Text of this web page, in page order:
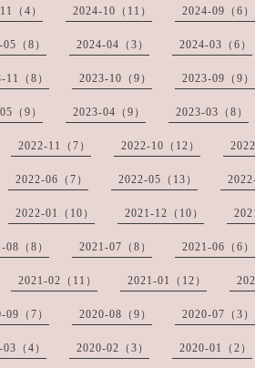
（4） 2024-10（11） 2024-09（6）
（8） 2024-04（3） 2024-03（6）
11（8） 2023-10（9） 2023-09（9）
（9） 2023-04（9） 2023-03（8）
2022-11（7） 2022-10（12）
2022-06（7） 2022-05（13）
2022-01（10） 2021-12（10）
08（8） 2021-07（8） 2021-06（6）
2021-02（11） 2021-01（12）
09（7） 2020-08（9） 2020-07（3）
（4） 2020-02（3） 2020-01（2）